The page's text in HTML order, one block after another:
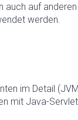
auch auf
werden.
im Detail
mit Java-